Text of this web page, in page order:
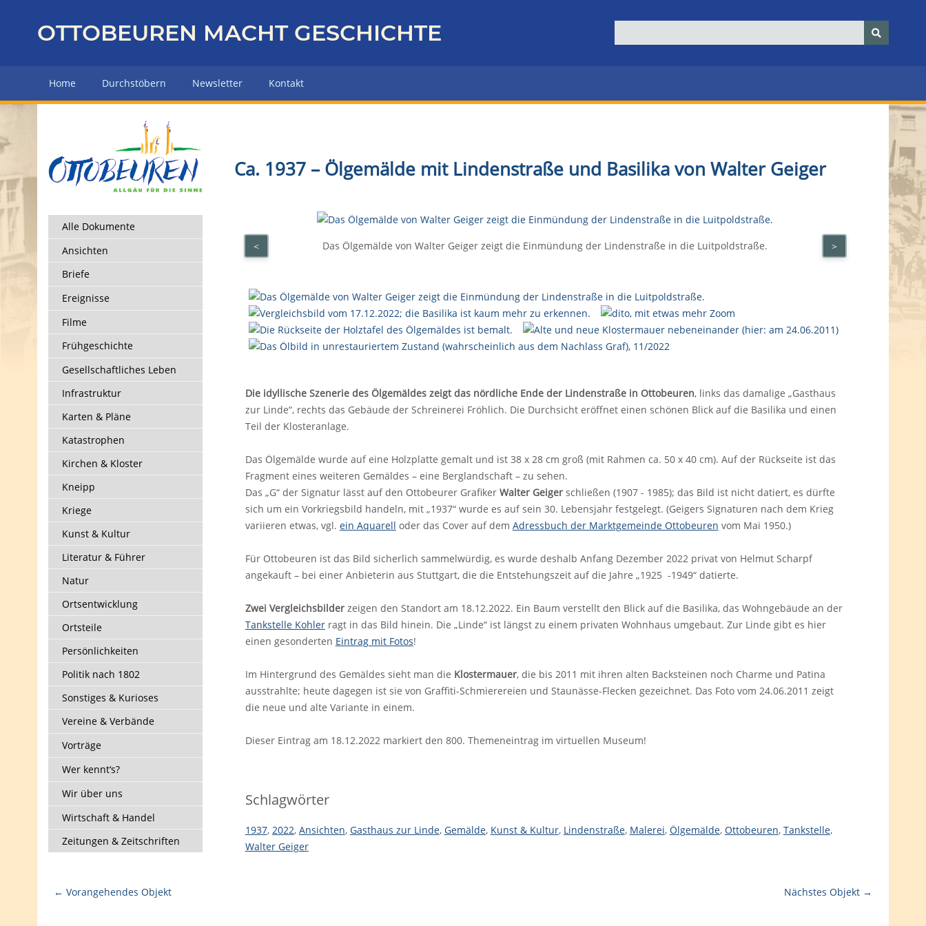
z
r
H
u
p
e
OTTOBEUREN MACHT GESCHICHTE
Home Durchstöbern Newsletter Kontakt
Alle Dokumente
Ansichten
Briefe
Ereignisse
Filme
Frühgeschichte
Gesellschaftliches Leben
Infrastruktur
Karten & Pläne
Katastrophen
Kirchen & Kloster
Kneipp
Kriege
Kunst & Kultur
Literatur & Führer
Natur
Ortsentwicklung
Ortsteile
Persönlichkeiten
Politik nach 1802
Sonstiges & Kurioses
Vereine & Verbände
Vorträge
Wer kennt‘s?
Wir über uns
Wirtschaft & Handel
Zeitungen & Zeitschriften
Ca. 1937 – Ölgemälde mit Lindenstraße und Basilika von Walter Geiger
Das Ölgemälde von Walter Geiger zeigt die Einmündung der Lindenstraße in die Luitpoldstraße.
< >
Die idyllische Szenerie des Ölgemäldes zeigt das nördliche Ende der Lindenstraße in Ottobeuren, links das damalige „Gasthaus
zur Linde“, rechts das Gebäude der Schreinerei Fröhlich. Die Durchsicht eröffnet einen schönen Blick auf die Basilika und einen
Teil der Klosteranlage.
Das Ölgemälde wurde auf eine Holzplatte gemalt und ist 38 x 28 cm groß (mit Rahmen ca. 50 x 40 cm). Auf der Rückseite ist das
Fragment eines weiteren Gemäldes – eine Berglandschaft – zu sehen.
Das „G“ der Signatur lässt auf den Ottobeurer Grafiker Walter Geigerschließen (1907 - 1985); das Bild ist nicht datiert, es dürfte
sich um ein Vorkriegsbild handeln, mit „1937“ wurde es auf sein 30. Lebensjahr festgelegt. (Geigers Signaturen nach dem Krieg
variieren etwas, vgl. ein Aquarell oder das Cover auf dem Adressbuch der Marktgemeinde Ottobeuren vom Mai 1950.)
Für Ottobeuren ist das Bild sicherlich sammelwürdig, es wurde deshalb Anfang Dezember 2022 privat von Helmut Scharpf
angekauft – bei einer Anbieterin aus Stuttgart, die die Entstehungszeit auf die Jahre „1925 -1949“ datierte.
Zwei Vergleichsbilderzeigen den Standort am 18.12.2022. Ein Baum verstellt den Blick auf die Basilika, das Wohngebäude an der
Tankstelle Kohlerragt in das Bild hinein. Die „Linde“ ist längst zu einem privaten Wohnhaus umgebaut. Zur Linde gibt es hier
einen gesonderten Eintrag mit Fotos!
Im Hintergrund des Gemäldes sieht man die Klostermauer, die bis 2011 mit ihren alten Backsteinen noch Charme und Patina
ausstrahlte; heute dagegen ist sie von Graffiti-Schmierereien und Staunässe-Flecken gezeichnet. Das Foto vom 24.06.2011 zeigt
die neue und alte Variante in einem.
Dieser Eintrag am 18.12.2022 markiert den 800. Themeneintrag im virtuellen Museum!
Schlagwörter
1937, 2022, Ansichten, Gasthaus zur Linde, Gemälde, Kunst & Kultur, Lindenstraße, Malerei, Ölgemälde, Ottobeuren, Tankstelle,
Walter Geiger
← Vorangehendes Objekt Nächstes Objekt →